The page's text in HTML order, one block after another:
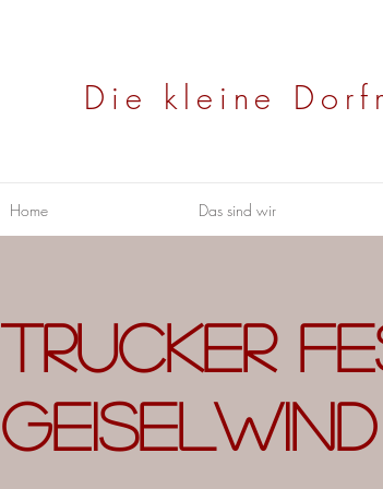
Die kleine
Home Das sind wir
Trucker
Geiselwind